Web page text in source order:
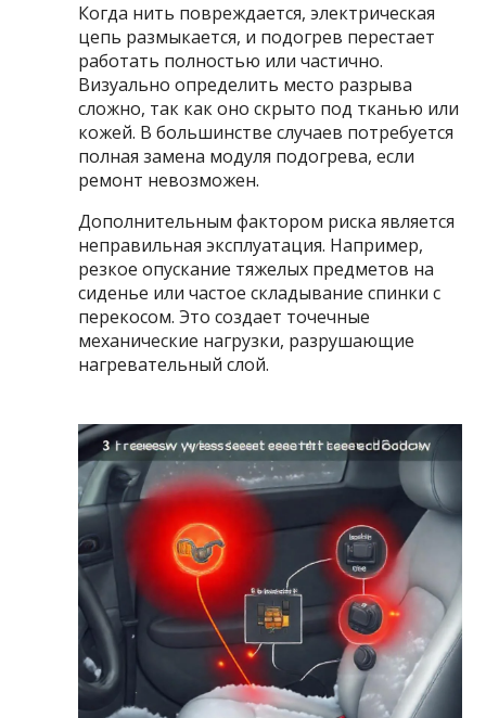
Когда нить повреждается, электрическая
цепь размыкается, и подогрев перестает
работать полностью или частично.
Визуально определить место разрыва
сложно, так как оно скрыто под тканью или
кожей. В большинстве случаев потребуется
полная замена модуля подогрева, если
ремонт невозможен.
Дополнительным фактором риска является
неправильная эксплуатация. Например,
резкое опускание тяжелых предметов на
сиденье или частое складывание спинки с
перекосом. Это создает точечные
механические нагрузки, разрушающие
нагревательный слой.